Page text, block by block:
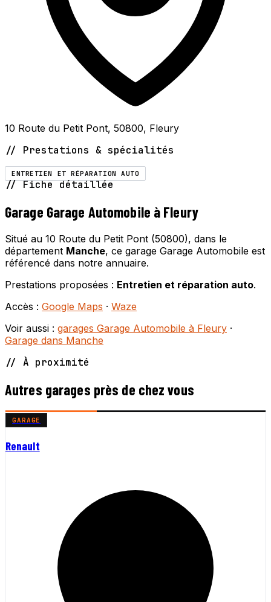
10 Route du Petit Pont, 50800, Fleury
// Prestations & spécialités
ENTRETIEN ET RÉPARATION AUTO
// Fiche détaillée
Garage Garage Automobile à Fleury
Situé au 10 Route du Petit Pont (50800), dans le
département Manche, ce garage Garage Automobile est
référencé dans notre annuaire.
Prestations proposées : Entretien et réparation auto.
Accès : Google Maps · Waze
Voir aussi : garages Garage Automobile à Fleury ·
Garage dans Manche
// À proximité
Autres garages près de chez vous
GARAGE
Renault